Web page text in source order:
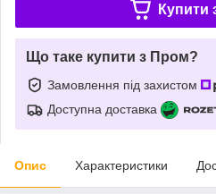
Купити
Що таке купити з Пром?
Замовлення під захистом
Доступна доставка
Опис Характеристики